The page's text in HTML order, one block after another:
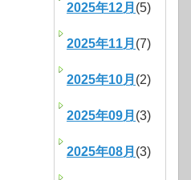
2025年12月 (5)
2025年11月 (7)
2025年10月 (2)
2025年09月 (3)
2025年08月 (3)